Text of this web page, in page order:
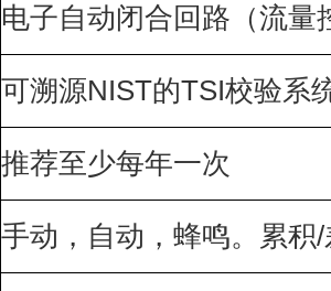
电子自动闭合回路（流量
可溯源NIST的TSI校验系
推荐至少每年一次
手动，自动，蜂鸣。累积